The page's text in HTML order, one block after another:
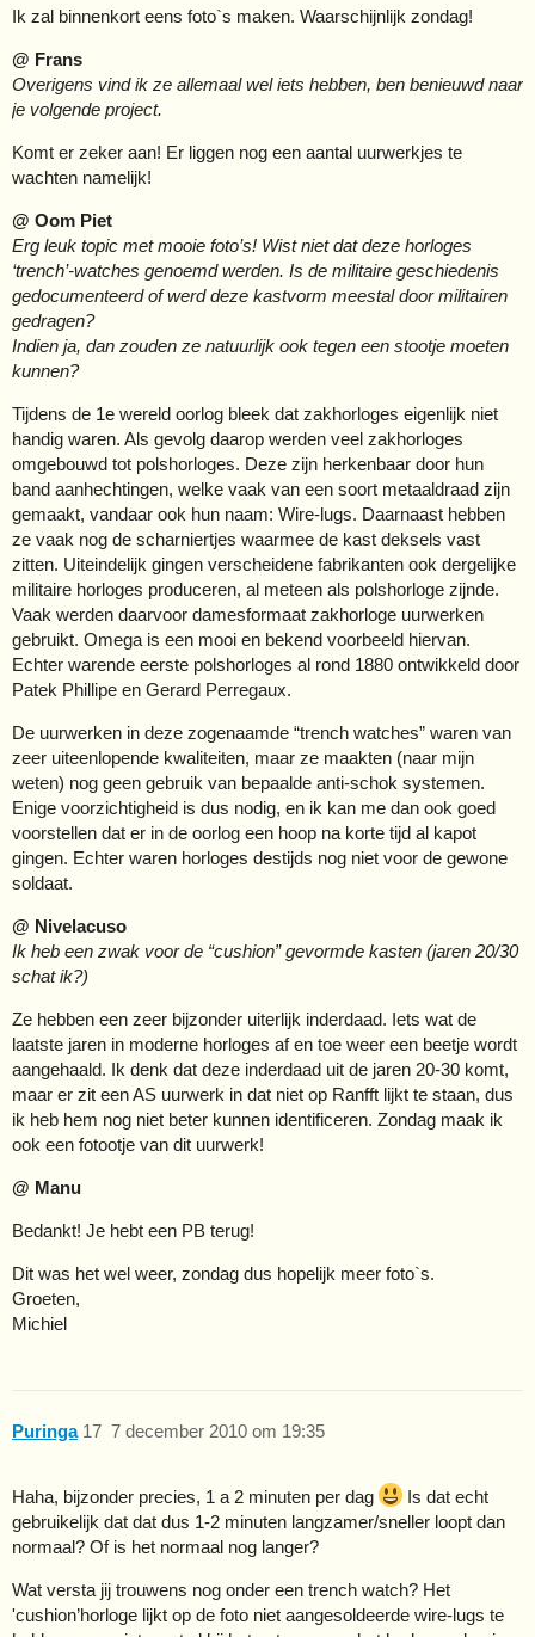
Ik zal binnenkort eens foto`s maken. Waarschijnlijk zondag!
@ Frans
Overigens vind ik ze allemaal wel iets hebben, ben benieuwd naar
je volgende project.
Komt er zeker aan! Er liggen nog een aantal uurwerkjes te
wachten namelijk!
@ Oom Piet
Erg leuk topic met mooie foto’s! Wist niet dat deze horloges
‘trench’-watches genoemd werden. Is de militaire geschiedenis
gedocumenteerd of werd deze kastvorm meestal door militairen
gedragen?
Indien ja, dan zouden ze natuurlijk ook tegen een stootje moeten
kunnen?
Tijdens de 1e wereld oorlog bleek dat zakhorloges eigenlijk niet
handig waren. Als gevolg daarop werden veel zakhorloges
omgebouwd tot polshorloges. Deze zijn herkenbaar door hun
band aanhechtingen, welke vaak van een soort metaaldraad zijn
gemaakt, vandaar ook hun naam: Wire-lugs. Daarnaast hebben
ze vaak nog de scharniertjes waarmee de kast deksels vast
zitten. Uiteindelijk gingen verscheidene fabrikanten ook dergelijke
militaire horloges produceren, al meteen als polshorloge zijnde.
Vaak werden daarvoor damesformaat zakhorloge uurwerken
gebruikt. Omega is een mooi en bekend voorbeeld hiervan.
Echter warende eerste polshorloges al rond 1880 ontwikkeld door
Patek Phillipe en Gerard Perregaux.
De uurwerken in deze zogenaamde “trench watches” waren van
zeer uiteenlopende kwaliteiten, maar ze maakten (naar mijn
weten) nog geen gebruik van bepaalde anti-schok systemen.
Enige voorzichtigheid is dus nodig, en ik kan me dan ook goed
voorstellen dat er in de oorlog een hoop na korte tijd al kapot
gingen. Echter waren horloges destijds nog niet voor de gewone
soldaat.
@ Nivelacuso
Ik heb een zwak voor de “cushion” gevormde kasten (jaren 20/30
schat ik?)
Ze hebben een zeer bijzonder uiterlijk inderdaad. Iets wat de
laatste jaren in moderne horloges af en toe weer een beetje wordt
aangehaald. Ik denk dat deze inderdaad uit de jaren 20-30 komt,
maar er zit een AS uurwerk in dat niet op Ranfft lijkt te staan, dus
ik heb hem nog niet beter kunnen identificeren. Zondag maak ik
ook een fotootje van dit uurwerk!
@ Manu
Bedankt! Je hebt een PB terug!
Dit was het wel weer, zondag dus hopelijk meer foto`s.
Groeten,
Michiel
Puringa 7 december 2010 om 19:35
17
Haha, bijzonder precies, 1 a 2 minuten per dag
Is dat echt
gebruikelijk dat dat dus 1-2 minuten langzamer/sneller loopt dan
normaal? Of is het normaal nog langer?
Wat versta jij trouwens nog onder een trench watch? Het
'cushion’horloge lijkt op de foto niet aangesoldeerde wire-lugs te